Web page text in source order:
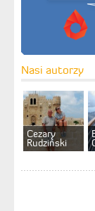
Nasi autorzy
Cezary
Rudziński